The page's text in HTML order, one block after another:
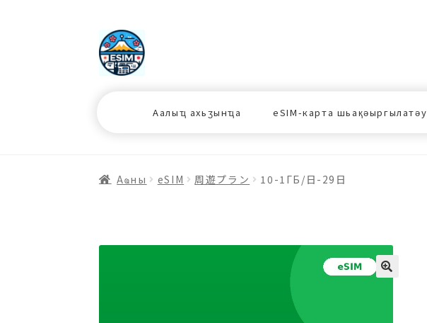
ナ
ビ
ゲ
ス
コ
ン
テ
プ
Аалыҵ ахьӡынҵа eSIM-карта шьақәыргылатәу
Аҩны еSIM 周遊プラン 10-1ГБ/日-29日